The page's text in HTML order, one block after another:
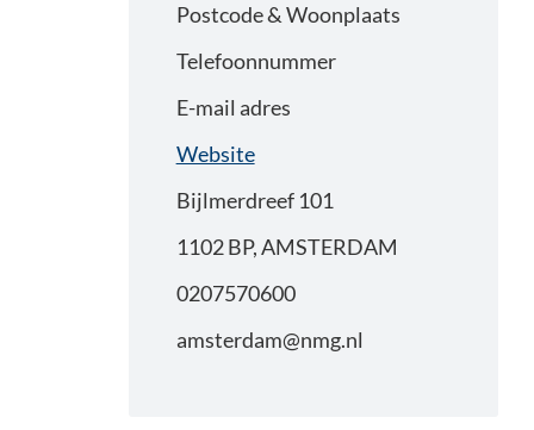
Postcode & Woonplaats
Telefoonnummer
E-mail adres
Website
Bijlmerdreef 101
1102 BP, AMSTERDAM
0207570600
amsterdam@nmg.nl